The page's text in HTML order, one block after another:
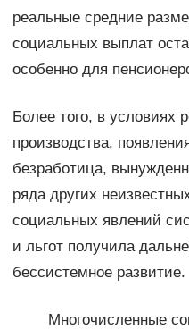
реальные средние
социальных выплат
особенно для
Более того, в условиях
производства,
безработица,
ряда других
социальных явлений
и льгот получила
бессистемное развитие.
Многочисленные